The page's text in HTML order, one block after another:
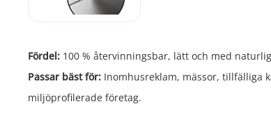
Fördel: 100 % återvinningsbar, lätt och med
Passar bäst för: Inomhusreklam, mässor, tillfälliga
miljöprofilerade företag.